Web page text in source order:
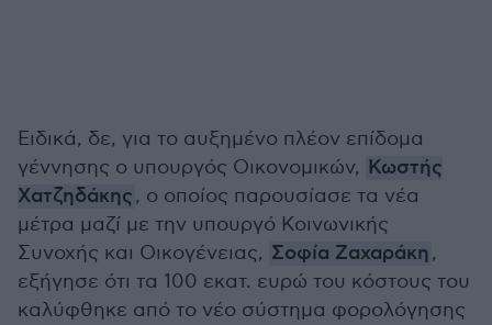
Ειδικά, δε, για το αυξημένο πλέον επίδομα
γέννησης ο υπουργός Οικονομικών, Κωστής
Χατζηδάκης, ο οποίος παρουσίασε τα νέα
μέτρα μαζί με την υπουργό Κοινωνικής
Συνοχής και Οικογένειας, Σοφία Ζαχαράκη,
εξήγησε ότι τα 100 εκατ. ευρώ του κόστους του
καλύφθηκε από το νέο σύστημα φορολόγησης